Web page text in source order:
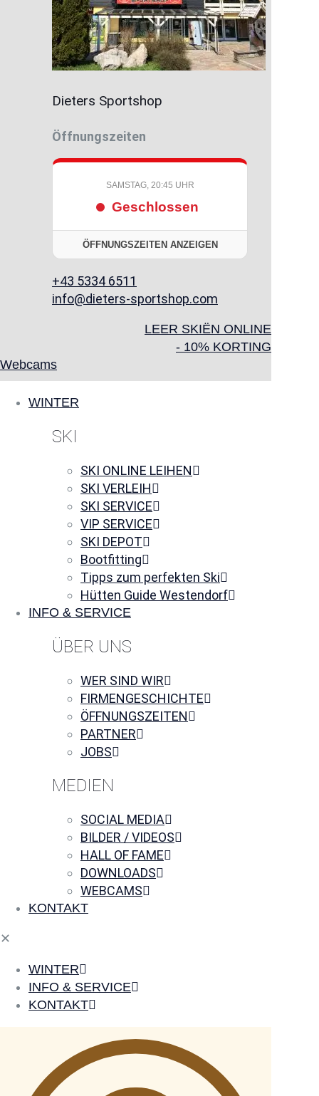
Dieters Sportshop
Öffnungszeiten
SAMSTAG, 20:45 UHR
Geschlossen
ÖFFNUNGSZEITEN ANZEIGEN
+43 5334 6511
info@dieters-sportshop.com
LEER SKIËN ONLINE
- 10% KORTING
Webcams
WINTER
SKI
SKI ONLINE LEIHEN
SKI VERLEIH
SKI SERVICE
VIP SERVICE
SKI DEPOT
Bootfitting
Tipps zum perfekten Ski
Hütten Guide Westendorf
INFO & SERVICE
ÜBER UNS
WER SIND WIR
FIRMENGESCHICHTE
ÖFFNUNGSZEITEN
PARTNER
JOBS
MEDIEN
SOCIAL MEDIA
BILDER / VIDEOS
HALL OF FAME
DOWNLOADS
WEBCAMS
KONTAKT
✕
WINTER
INFO & SERVICE
KONTAKT